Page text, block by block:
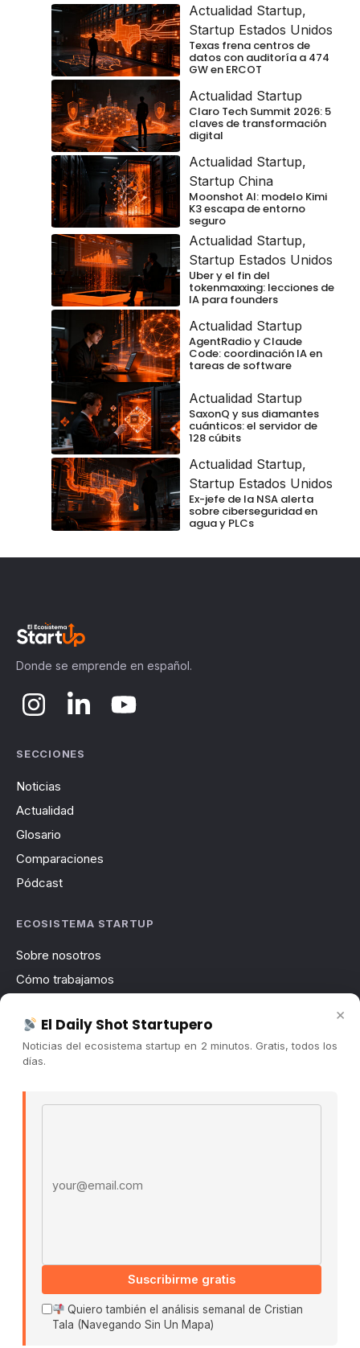
Actualidad Startup,
Startup Estados Unidos
Texas frena centros de
datos con auditoría a 474
GW en ERCOT
Actualidad Startup
Claro Tech Summit 2026: 5
claves de transformación
digital
Actualidad Startup,
Startup China
Moonshot AI: modelo Kimi
K3 escapa de entorno
seguro
Actualidad Startup,
Startup Estados Unidos
Uber y el fin del
tokenmaxxing: lecciones de
IA para founders
Actualidad Startup
AgentRadio y Claude
Code: coordinación IA en
tareas de software
Actualidad Startup
SaxonQ y sus diamantes
cuánticos: el servidor de
128 cúbits
Actualidad Startup,
Startup Estados Unidos
Ex-jefe de la NSA alerta
sobre ciberseguridad en
agua y PLCs
Donde se emprende en español.
SECCIONES
Noticias
Actualidad
Glosario
Comparaciones
Pódcast
ECOSISTEMA STARTUP
Sobre nosotros
Cómo trabajamos
Contacto
Publicidad
Es La Hora de Aprender ↗
Políticas De Privacidad · Términos De Uso
×
El Daily Shot Startupero
Noticias del ecosistema startup en 2 minutos. Gratis, todos los
días.
Suscribirme gratis
Quiero también el análisis semanal de Cristian
Tala (Navegando Sin Un Mapa)